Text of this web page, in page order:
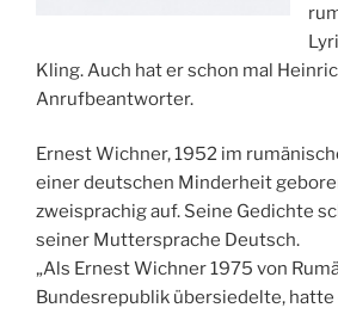
Kling. Auch hat er schon mal
Anrufbeantworter.
Ernest Wichner, 1952 im
einer deutschen Minderheit
zweisprachig auf. Seine Gedichte
seiner Muttersprache Deutsch.
„Als Ernest Wichner 1975 von
Bundesrepublik übersiedelte, hatte